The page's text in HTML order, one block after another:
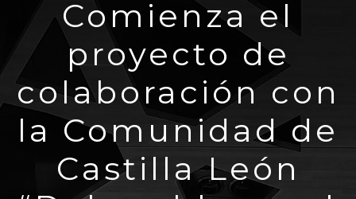
Comienza el
proyecto de
colaboración con
la Comunidad de
Castilla León